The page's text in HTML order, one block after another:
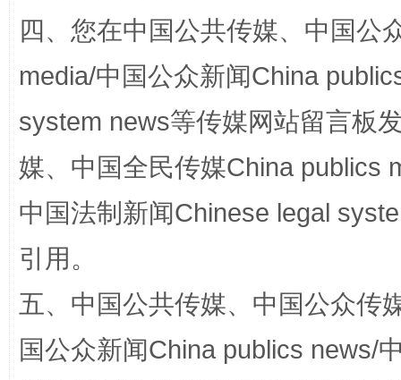
如何以同查同治破解风腐交织难题 养老服
四、您在中国公共传媒、中国公
media/中国公众新闻China
system news等传媒网站留言板
媒、中国全民传媒China publics
中国法制新闻Chinese legal
引用。
五、中国公共传媒、中国公众传
国公众新闻China publics news/